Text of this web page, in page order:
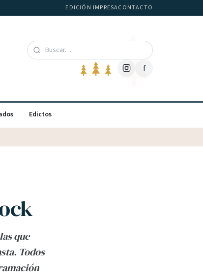
EDICIÓN IMPRESACONTACTO
f
Edictos
que
Todos